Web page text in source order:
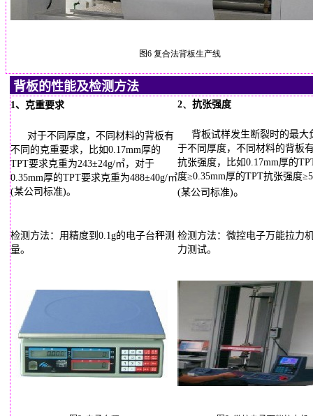
图6 复合法背板生产线
背板的性能及检测方法
1、克重要求 2、 抗张强度
对于不同厚度，不同材料的背板有
不同的克重要求，比如0.17mm厚的
TPT要求克重为243±24g/㎡，对于
0.35mm厚的TPT要求克重为488±40g/㎡
(某公司标准)。
背板试样发生断裂时的最大
于不同厚度，不同材料的背板
抗张强度，比如0.17mm厚的
度≥0.35mm厚的TPT抗张强度
(某公司标准)。
检测方法：用精度到 0.1g的电子台秤测
量。
检测方法：微控电子万能拉力
力测试。